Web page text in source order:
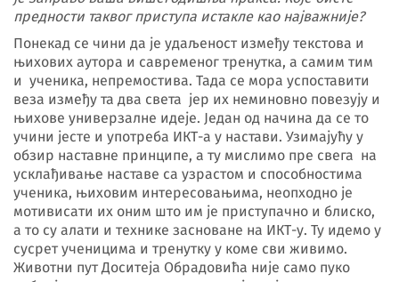
предности таквог приступа истакле као најважније?
Понекад се чини да је удаљеност између текстова и
њихових аутора и савременог тренутка, а самим тим
и ученика, непремостива. Тада се мора успоставити
веза између та два света јер их неминовно повезују и
њихове универзалне идеје. Један од начина да се то
учини јесте и употреба ИКТ-а у настави. Узимајућу у
обзир наставне принципе, а ту мислимо пре свега на
усклађивање наставе са узрастом и способностима
ученика, њиховим интересовањима, неопходно је
мотивисати их оним што им је приступачно и блиско,
а то су алати и технике засноване на ИКТ-у. Ту идемо у
сусрет ученицима и тренутку у коме сви живимо.
Животни пут Доситеја Обрадовића није само пуко